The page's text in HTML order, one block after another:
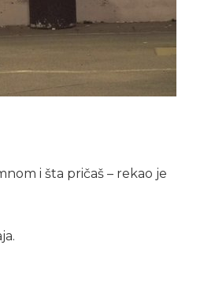
i šta pričaš – rekao je